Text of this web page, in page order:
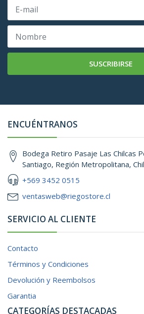
SUSCRIBIRSE
ENCUÉNTRANOS
Bodega Retiro Pasaje Las Chilcas
Santiago, Región Metropolitana,
+569 3452 0515
ventasweb@riegostore.cl
SERVICIO AL CLIENTE
Contacto
Términos y Condiciones
Devolución y Reembolsos
Garantia
CATEGORÍAS DESTACADAS